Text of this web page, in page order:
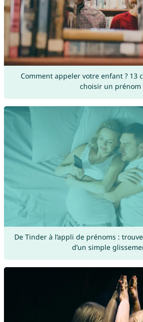
Comment appeler votre enfant ? 13
choisir un prénom
De Tinder à l’appli de prénoms :
d’un simple